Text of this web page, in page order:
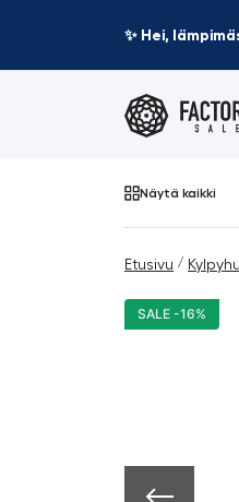
✨ Hei,
Näytä kaikki
Etusivu /
SALE -16%